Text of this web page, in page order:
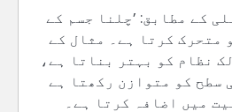
کے مطابق: ’چلنا جسم کے
متحرک کرتا ہے۔ مثال کے
نظام کو بہتر بناتا ہے،
سطح کو متوازن رکھتا ہے
میں اضافہ کرتا ہے۔